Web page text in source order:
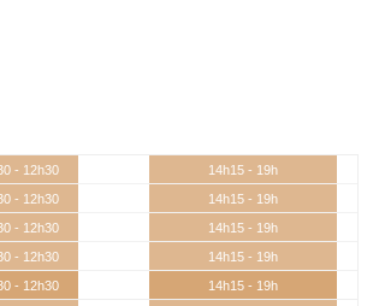
- 12h30
14h15 - 19h
- 12h30
14h15 - 19h
- 12h30
14h15 - 19h
- 12h30
14h15 - 19h
- 12h30
14h15 - 19h